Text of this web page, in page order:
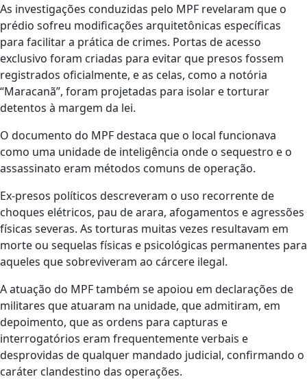
As investigações conduzidas pelo MPF revelaram que o
prédio sofreu modificações arquitetônicas específicas
para facilitar a prática de crimes. Portas de acesso
exclusivo foram criadas para evitar que presos fossem
registrados oficialmente, e as celas, como a notória
“Maracanã”, foram projetadas para isolar e torturar
detentos à margem da lei.
O documento do MPF destaca que o local funcionava
como uma unidade de inteligência onde o sequestro e o
assassinato eram métodos comuns de operação.
Ex-presos políticos descreveram o uso recorrente de
choques elétricos, pau de arara, afogamentos e agressões
físicas severas. As torturas muitas vezes resultavam em
morte ou sequelas físicas e psicológicas permanentes para
aqueles que sobreviveram ao cárcere ilegal.
A atuação do MPF também se apoiou em declarações de
militares que atuaram na unidade, que admitiram, em
depoimento, que as ordens para capturas e
interrogatórios eram frequentemente verbais e
desprovidas de qualquer mandado judicial, confirmando o
caráter clandestino das operações.